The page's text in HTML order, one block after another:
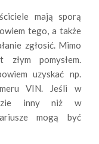
mają sporą
tego, a także
zgłosić. Mimo
pomysłem.
uzyskać np.
VIN. Jeśli w
inny niż w
mogą być